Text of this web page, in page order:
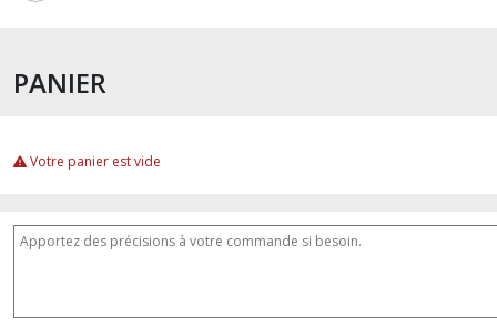
PANIER
Votre panier est vide